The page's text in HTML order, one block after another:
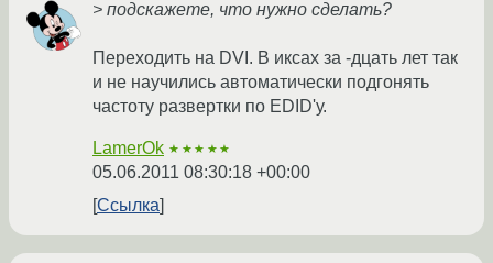
> подскажете, что нужно сделать?
Переходить на DVI. В иксах за -дцать лет так
и не научились автоматически подгонять
частоту развертки по EDID'у.
LamerOk ★★★★★
05.06.2011 08:30:18 +00:00
Ссылка